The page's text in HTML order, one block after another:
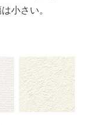
小さい。